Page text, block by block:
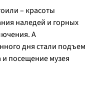
– красоты
наледей и горных
А
дня стали подъем
посещение музея